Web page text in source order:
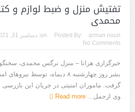
تفتیش منزل و ضبط لوازم و
محمدی
Posted By: arman nouri
on: دسامبر 31, 2021
No Comments
خبرگزاری هرانا – منزل نرگس محمدی،
بشر روز چهارشنبه ۸ دیماه، توسط
گرفت. ماموران امنیتی در جریان این
وی ازجمل... Read more